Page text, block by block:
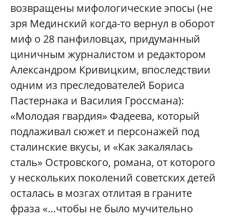
возвращены мифологические эпосы (не
зря Мединский когда-то вернул в оборот
миф о 28 панфиловцах, придуманный
циничным журналистом и редактором
Александром Кривицким, впоследствии
одним из преследователей Бориса
Пастернака и Василия Гроссмана):
«Молодая гвардия» Фадеева, который
подлаживал сюжет и персонажей под
сталинские вкусы, и «Как закалялась
сталь» Островского, романа, от которого
у нескольких поколений советских детей
осталась в мозгах отлитая в граните
фраза «…чтобы не было мучительно